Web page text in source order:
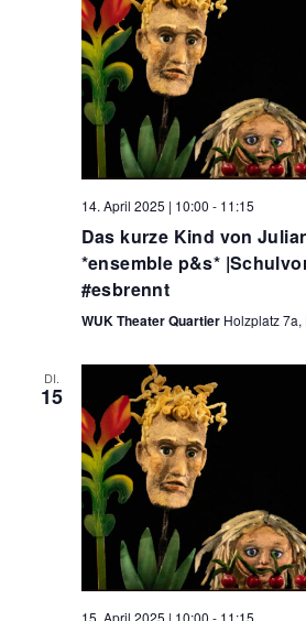
14. April 2025 | 10:00 - 11:15
Das kurze Kind von
*ensemble p&s*
#esbrennt
WUK Theater Quartier Holzplatz
DI.
15